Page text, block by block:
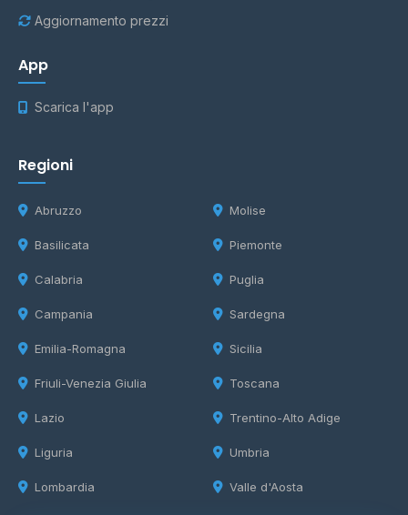
Aggiornamento prezzi
App
Scarica l'app
Regioni
Abruzzo
Basilicata
Calabria
Campania
Emilia-Romagna
Friuli-Venezia Giulia
Lazio
Liguria
Lombardia
Molise
Piemonte
Puglia
Sardegna
Sicilia
Toscana
Trentino-Alto Adige
Umbria
Valle d'Aosta